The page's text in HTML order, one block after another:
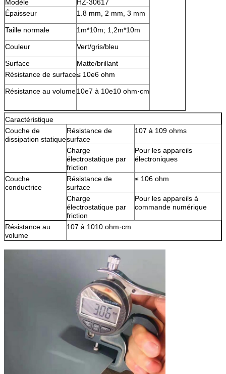
Modèle
HZ-30617
Épaisseur
1.8 mm, 2 mm, 3 mm
Taille normale 1m*10m; 1,2m*10m
Couleur Vert/gris/bleu
Surface
Matte/brillant
Résistance de surface≤ 10e6 ohm
Résistance au volume10e7 à 10e10 ohm·cm
Caractéristique
Couche de
dissipation statique
Résistance de
surface
107 à 109 ohms
Charge
électrostatique par
friction
Pour les appareils
électroniques
Couche
conductrice
Résistance de
surface
≤ 106 ohm
Charge
électrostatique par
friction
Pour les appareils à
commande numérique
Résistance au
volume
107 à 1010 ohm·cm